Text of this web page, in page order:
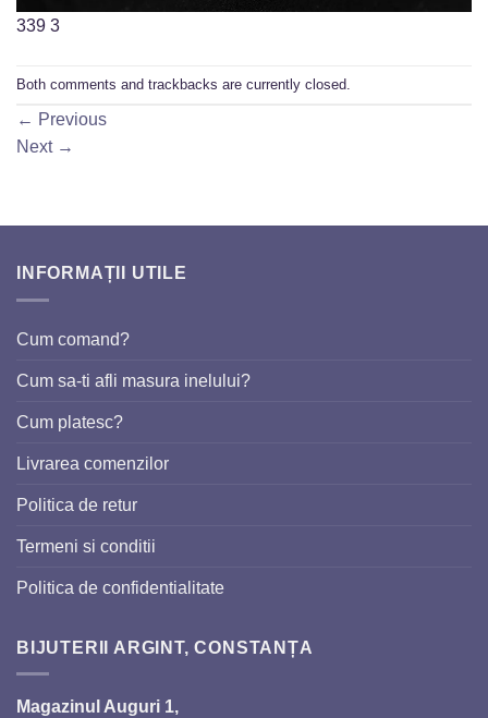
339 3
Both comments and trackbacks are currently closed.
← Previous
Next →
INFORMAȚII UTILE
Cum comand?
Cum sa-ti afli masura inelului?
Cum platesc?
Livrarea comenzilor
Politica de retur
Termeni si conditii
Politica de confidentialitate
BIJUTERII ARGINT, CONSTANȚA
Magazinul Auguri 1,